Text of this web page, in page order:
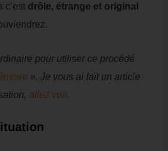
c’est drôle, étrange et original
pour utiliser ce procédé
». Je vous ai fait un article
allez voir.